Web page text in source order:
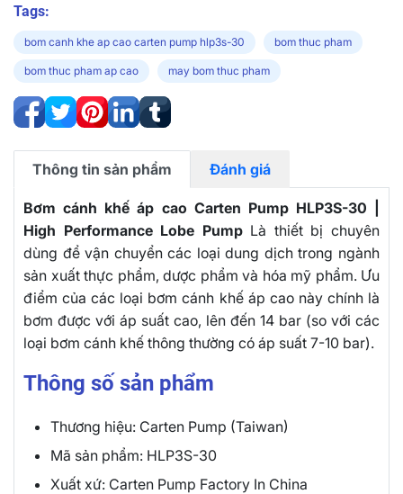
Tags:
bom canh khe ap cao carten pump hlp3s-30 bom thuc pham
bom thuc pham ap cao may bom thuc pham
Thông tin sản phẩm Đánh giá
Bơm cánh khế áp cao Carten Pump HLP3S-30 |
High Performance Lobe Pump Là thiết bị chuyên
dùng để vận chuyển các loại dung dịch trong ngành
sản xuất thực phẩm, dược phẩm và hóa mỹ phẩm. Ưu
điểm của các loại bơm cánh khế áp cao này chính là
bơm được với áp suất cao, lên đến 14 bar (so với các
loại bơm cánh khế thông thường có áp suất 7-10 bar).
Thông số sản phẩm
Thương hiệu: Carten Pump (Taiwan)
Mã sản phẩm: HLP3S-30
Xuất xứ: Carten Pump Factory In China